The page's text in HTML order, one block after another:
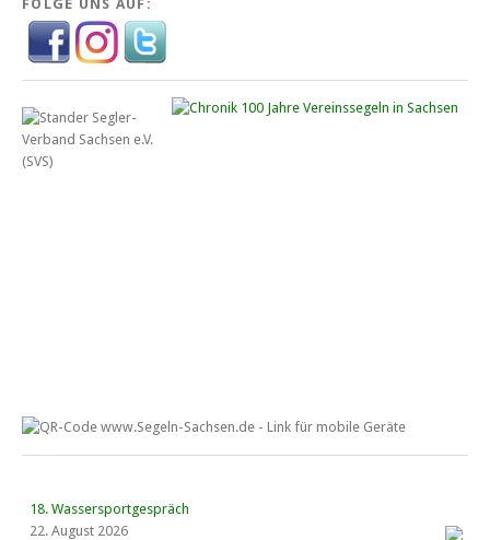
FOLGE UNS AUF:
18. Wassersportgespräch
22. August 2026